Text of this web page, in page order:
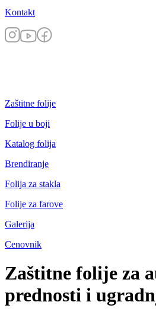
Kontakt
Zaštitne folije
Folije u boji
Katalog folija
Brendiranje
Folija za stakla
Folije za farove
Galerija
Cenovnik
Zaštitne folije za
prednosti i